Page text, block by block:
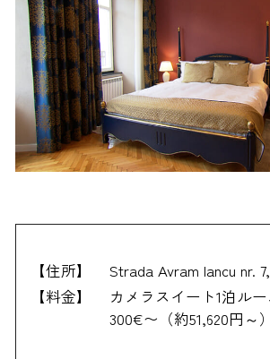
【住所】
Strada Avram Iancu nr.
【料金】
カメラスイート1泊ル
300€〜（約51,620円～）